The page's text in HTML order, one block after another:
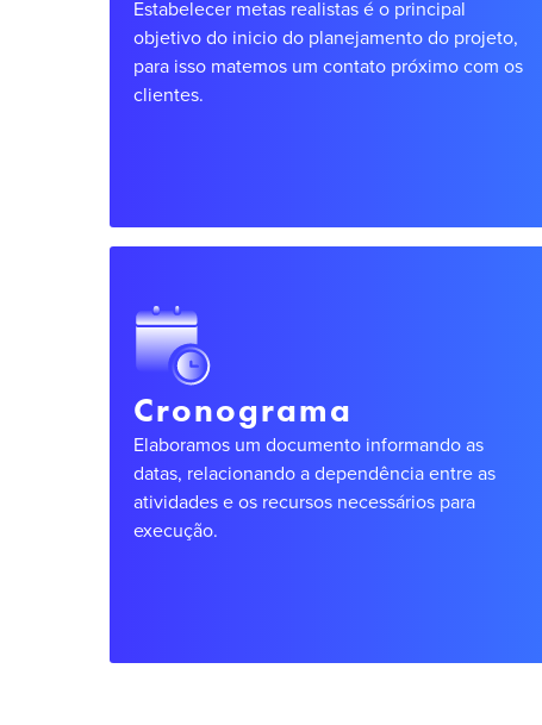
Estabelecer metas realistas é o principal
objetivo do inicio do planejamento do projeto,
para isso matemos um contato próximo com os
clientes.
Cronograma
Elaboramos um documento informando as
datas, relacionando a dependência entre as
atividades e os recursos necessários para
execução.